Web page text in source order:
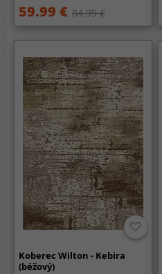
59.99 € 84.99 €
Koberec Wilton - Kebira
(béžový)